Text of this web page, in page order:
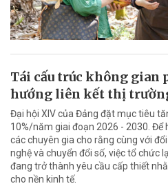
Tái cấu trúc không gian
hướng liên kết thị
Đại hội XIV của Đảng đặt mục tiêu
10%/năm giai đoạn 2026 - 2030. Để
các chuyên gia cho rằng cùng với
nghệ và chuyển đổi số, việc tổ chức
đang trở thành yêu cầu cấp thiết
cho nền kinh tế.